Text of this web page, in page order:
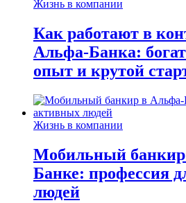
Жизнь в компании
Как работают в
Альфа-Банка:
опыт и крутой
Жизнь в компании
Мобильный
Банке: профессия
людей